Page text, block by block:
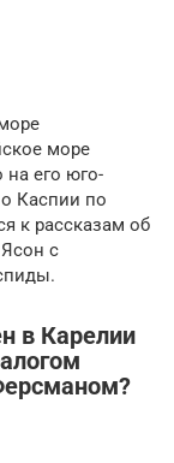
море
на его юго-
Каспии по
к рассказам об
Ясон с
в Карелии